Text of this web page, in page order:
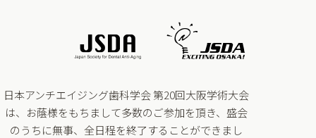
日本アンチエイジング歯科学会 第20回大阪学術大会
は、お蔭様をもちまして多数のご参加を頂き、 盛会
のうちに無事、全日程を終了することができまし